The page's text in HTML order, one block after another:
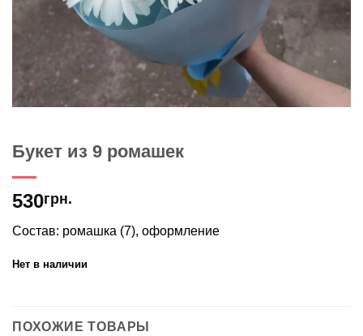
Букет из 9 ромашек
530грн.
Состав: ромашка (7), оформление
Нет в наличии
ПОХОЖИЕ ТОВАРЫ